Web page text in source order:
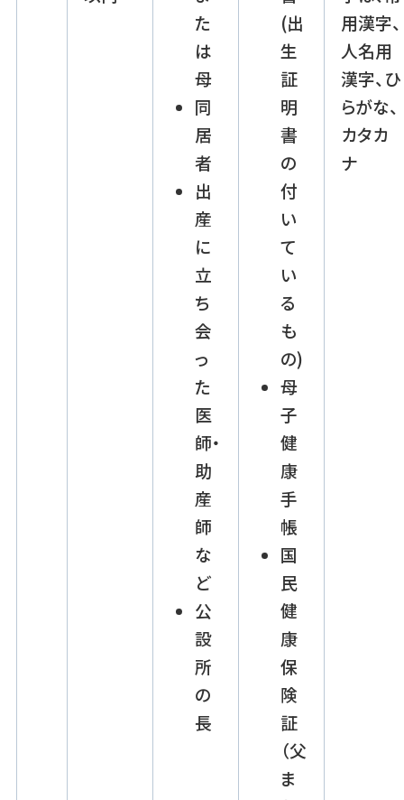
た
は
母
同
居
者
出
産
に
立
ち
会
っ
た
医
師・
助
産
師
な
ど
公
設
所
の
長
(出
生
証
明
書
の
付
い
て
い
る
も
の)
母
子
健
康
手
帳
国
民
健
康
保
険
証
（父
ま
用漢字、
人名用
漢字、ひ
らがな、
カタカ
ナ